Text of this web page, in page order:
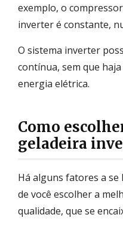
exemplo, o
inverter é constante,
O sistema inverter
contínua, sem que
energia elétrica.
Como
geladeira
Há alguns fatores a se
de você escolher a
qualidade, que se